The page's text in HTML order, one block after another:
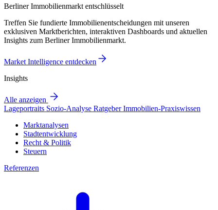
Berliner Immobilienmarkt entschlüsselt
Treffen Sie fundierte Immobilienentscheidungen mit unseren
exklusiven Marktberichten, interaktiven Dashboards und aktuellen
Insights zum Berliner Immobilienmarkt.
Market Intelligence entdecken
Insights
Alle anzeigen
Lageportraits Sozio-Analyse RatgeberImmobilien-Praxiswissen
Marktanalysen
Stadtentwicklung
Recht & Politik
Steuern
Referenzen